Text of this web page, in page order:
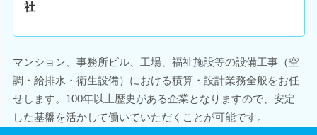
社
マンション、事務所ビル、工場、福祉施設等の設備工事（空
調・給排水・衛生設備）における積算・設計業務全般をお任
せします。100年以上歴史がある企業となりますので、安定
した基盤を活かして働いていただくことが可能です。